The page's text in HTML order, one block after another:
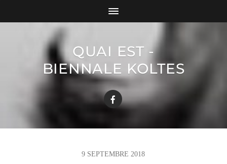
QUAI EST -
BIENNALE KOLTES
9 SEPTEMBRE 2018